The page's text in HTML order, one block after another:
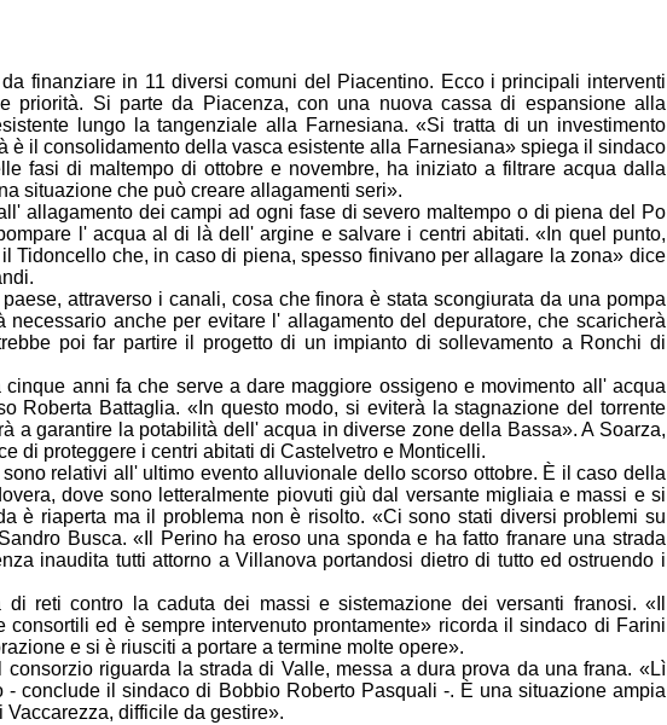
finanziare in 11 diversi comuni del Piacentino. Ecco i principali interventi
priorità. Si parte da Piacenza, con una nuova cassa di espansione alla
lungo la tangenziale alla Farnesiana. «Si tratta di un investimento
è il consolidamento della vasca esistente alla Farnesiana» spiega il sindaco
fasi di maltempo di ottobre e novembre, ha iniziato a filtrare acqua dalla
situazione che può creare allagamenti seri».
allagamento dei campi ad ogni fase di severo maltempo o di piena del Po
l' acqua al di là dell' argine e salvare i centri abitati. «In quel punto,
Tidoncello che, in caso di piena, spesso finivano per allagare la zona» dice
attraverso i canali, cosa che finora è stata scongiurata da una pompa
anche per evitare l' allagamento del depuratore, che scaricherà
poi far partire il progetto di un impianto di sollevamento a Ronchi di
anni fa che serve a dare maggiore ossigeno e movimento all' acqua
Roberta Battaglia. «In questo modo, si eviterà la stagnazione del torrente
a garantire la potabilità dell' acqua in diverse zone della Bassa». A Soarza,
di proteggere i centri abitati di Castelvetro e Monticelli.
relativi all' ultimo evento alluvionale dello scorso ottobre. È il caso della
dove sono letteralmente piovuti giù dal versante migliaia e massi e si
è riaperta ma il problema non è risolto. «Ci sono stati diversi problemi su
Busca. «Il Perino ha eroso una sponda e ha fatto franare una strada
inaudita tutti attorno a Villanova portandosi dietro di tutto ed ostruendo i
di reti contro la caduta dei massi e sistemazione dei versanti franosi. «Il
consortili ed è sempre intervenuto prontamente» ricorda il sindaco di Farini
e si è riusciti a portare a termine molte opere».
riguarda la strada di Valle, messa a dura prova da una frana. «Lì
- conclude il sindaco di Bobbio Roberto Pasquali -. È una situazione ampia
difficile da gestire».